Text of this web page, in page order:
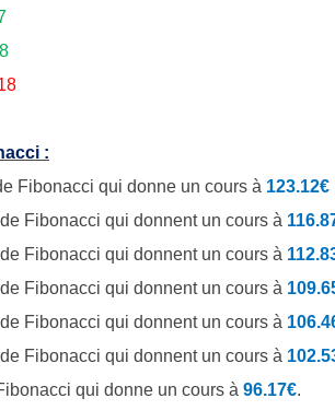
:
Fibonacci qui donne un cours à 123.12€
Fibonacci qui donnent un cours à
Fibonacci qui donnent un cours à
Fibonacci qui donnent un cours à
Fibonacci qui donnent un cours à
Fibonacci qui donnent un cours à
qui donne un cours à 96.17€.